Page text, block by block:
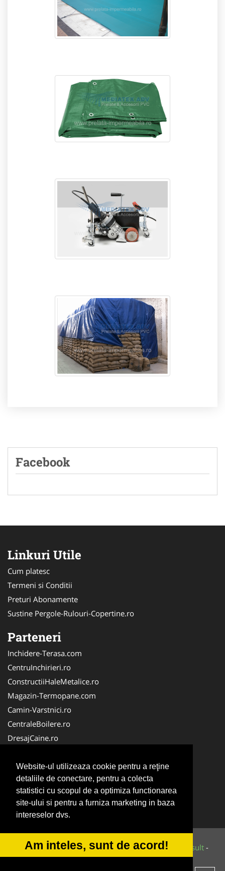
Website-ul utilizeaza cookie pentru a reţine
detaliile de conectare, pentru a colecta
statistici cu scopul de a optimiza functionarea
site-ului si pentru a furniza marketing in baza
intereselor dvs.
Am inteles, sunt de acord!
Facebook
Linkuri Utile
Cum platesc
Termeni si Conditii
Preturi Abonamente
Sustine Pergole-Rulouri-Copertine.ro
Parteneri
Inchidere-Terasa.com
CentruInchirieri.ro
ConstructiiHaleMetalice.ro
Magazin-Termopane.com
Camin-Varstnici.ro
CentraleBoilere.ro
DresajCaine.ro
Alpinist-Utilitar.com
CuratenieSpatiiComerciale.ro
FirmaTractariAuto.ro
Service-Reparatii.com
© 2014-2026 Powered byVilonMedia&Tokaido Consult -
ANPC SOL